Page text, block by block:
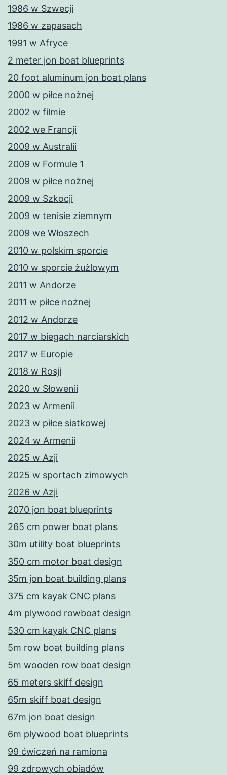
1986 w Szwecji
1986 w zapasach
1991 w Afryce
2 meter jon boat blueprints
20 foot aluminum jon boat plans
2000 w piłce nożnej
2002 w filmie
2002 we Francji
2009 w Australii
2009 w Formule 1
2009 w piłce nożnej
2009 w Szkocji
2009 w tenisie ziemnym
2009 we Włoszech
2010 w polskim sporcie
2010 w sporcie żużlowym
2011 w Andorze
2011 w piłce nożnej
2012 w Andorze
2017 w biegach narciarskich
2017 w Europie
2018 w Rosji
2020 w Słowenii
2023 w Armenii
2023 w piłce siatkowej
2024 w Armenii
2025 w Azji
2025 w sportach zimowych
2026 w Azji
2070 jon boat blueprints
265 cm power boat plans
30m utility boat blueprints
350 cm motor boat design
35m jon boat building plans
375 cm kayak CNC plans
4m plywood rowboat design
530 cm kayak CNC plans
5m row boat building plans
5m wooden row boat design
65 meters skiff design
65m skiff boat design
67m jon boat design
6m plywood boat blueprints
99 ćwiczeń na ramiona
99 zdrowych obiadów